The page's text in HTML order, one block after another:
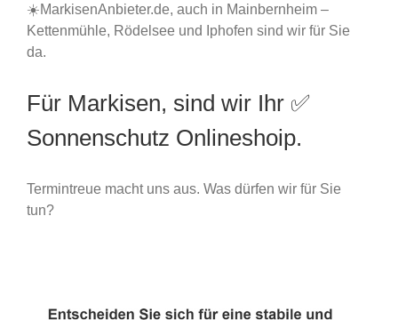
☀️MarkisenAnbieter.de, auch in Mainbernheim –
Kettenmühle, Rödelsee und Iphofen sind wir für Sie
da.
Für Markisen, sind wir Ihr ✅
Sonnenschutz Onlineshoip.
Termintreue macht uns aus. Was dürfen wir für Sie
tun?